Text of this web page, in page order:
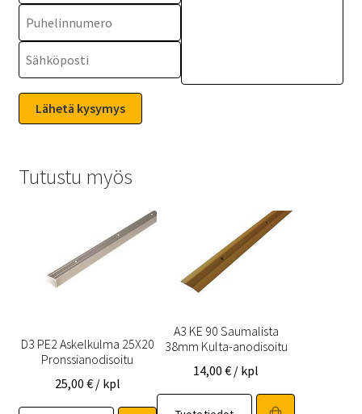
Tutustu myös
D3 PE2 Askelkulma 25X20
Pronssianodisoitu
25,00 € / kpl
A3 KE 90 Saumalista
38mm Kulta-anodisoitu
14,00€ / kpl